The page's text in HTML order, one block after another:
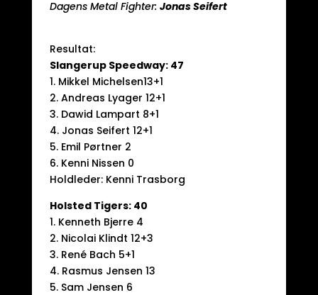
Dagens Metal Fighter: Jonas Seifert
Resultat:
Slangerup Speedway: 47
1. Mikkel Michelsen13+1
2. Andreas Lyager 12+1
3. Dawid Lampart 8+1
4. Jonas Seifert 12+1
5. Emil Pørtner 2
6. Kenni Nissen 0
Holdleder: Kenni Trasborg
Holsted Tigers: 40
1. Kenneth Bjerre 4
2. Nicolai Klindt 12+3
3. René Bach 5+1
4. Rasmus Jensen 13
5. Sam Jensen 6